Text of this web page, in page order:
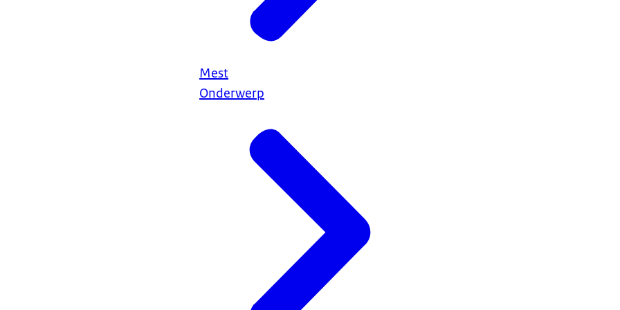
Mest
Onderwerp